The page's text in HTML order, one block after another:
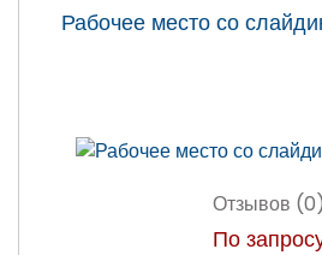
Рабочее место со
Отзывов (0)
По